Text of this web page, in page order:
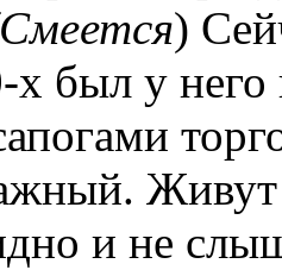
)
был у него
Живут
и не